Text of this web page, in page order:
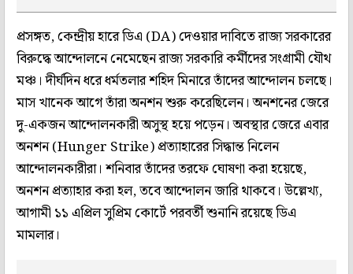
প্রসঙ্গত, কেন্দ্রীয় হারে ডিএ (DA) দেওয়ার দাবিতে রাজ্য সরকারের
বিরুদ্ধে আন্দোলনে নেমেছেন রাজ্য সরকারি কর্মীদের সংগ্রামী যৌথ
মঞ্চ। দীর্ঘদিন ধরে ধর্মতলার শহিদ মিনারে তাঁদের আন্দোলন চলছে।
মাস খানেক আগে তাঁরা অনশন শুরু করেছিলেন। অনশনের জেরে
দু-একজন আন্দোলনকারী অসুস্থ হয়ে পড়েন। অবস্থার জেরে এবার
অনশন (Hunger Strike) প্রত্যাহারের সিদ্ধান্ত নিলেন
আন্দোলনকারীরা। শনিবার তাঁদের তরফে ঘোষণা করা হয়েছে,
অনশন প্রত্যাহার করা হল, তবে আন্দোলন জারি থাকবে। উল্লেখ্য,
আগামী ১১ এপ্রিল সুপ্রিম কোর্টে পরবর্তী শুনানি রয়েছে ডিএ
মামলার।